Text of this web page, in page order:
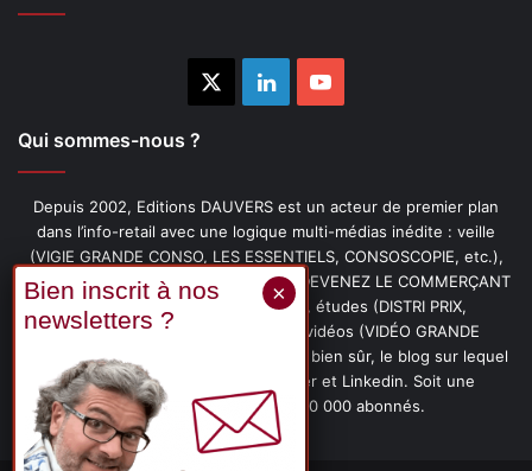
LinkedinYouTube
Qui sommes-nous ?
Depuis 2002, Editions DAUVERS est un acteur de premier plan
dans l’info-retail avec une logique multi-médias inédite : veille
(VIGIE GRANDE CONSO, LES ESSENTIELS, CONSOSCOPIE, etc.),
livres (PENSER-CLIENT, IMAGE-PRIX, DEVENEZ LE COMMERÇANT
PRÉFÉRÉ DE VOS CLIENTS, etc.), études (DISTRI PRIX,
PROMOFLASH, DRIVE INSIGHTS), vidéos (VIDÉO GRANDE
CONSO), podcasts (CAFÉ CONSO) et, bien sûr, le blog sur lequel
vous êtes, ainsi que les fils Twitter et Linkedin. Soit une
communauté de plus de 150 000 abonnés.